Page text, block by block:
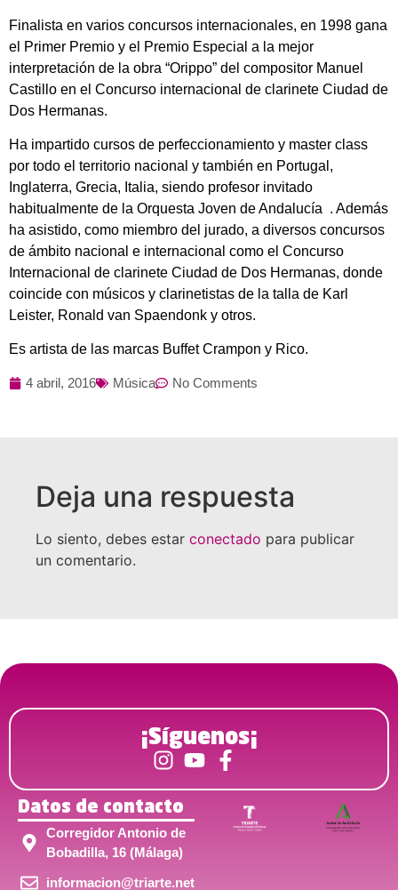
Finalista en varios concursos internacionales, en 1998 gana
el Primer Premio y el Premio Especial a la mejor
interpretación de la obra “Orippo” del compositor Manuel
Castillo en el Concurso internacional de clarinete Ciudad de
Dos Hermanas.
Ha impartido cursos de perfeccionamiento y master class
por todo el territorio nacional y también en Portugal,
Inglaterra, Grecia, Italia, siendo profesor invitado
habitualmente de la Orquesta Joven de Andalucía . Además
ha asistido, como miembro del jurado, a diversos concursos
de ámbito nacional e internacional como el Concurso
Internacional de clarinete Ciudad de Dos Hermanas, donde
coincide con músicos y clarinetistas de la talla de Karl
Leister, Ronald van Spaendonk y otros.
Es artista de las marcas Buffet Crampon y Rico.
4 abril, 2016 Música No Comments
Deja una respuesta
Lo siento, debes estar conectado para publicar
un comentario.
¡Síguenos¡
Datos de contacto
Corregidor Antonio de
Bobadilla, 16 (Málaga)
informacion@triarte.net